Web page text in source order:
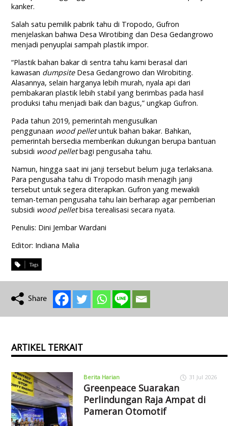
kanker.
Salah satu pemilik pabrik tahu di Tropodo, Gufron
menjelaskan bahwa Desa Wirotibing dan Desa Gedangrowo
menjadi penyuplai sampah plastik impor.
“Plastik bahan bakar di sentra tahu kami berasal dari
kawasan dumpsiteDesa Gedangrowo dan Wirobiting.
Alasannya, selain harganya lebih murah, nyala api dari
pembakaran plastik lebih stabil yang berimbas pada hasil
produksi tahu menjadi baik dan bagus,” ungkap Gufron.
Pada tahun 2019, pemerintah mengusulkan
penggunaan wood pelletuntuk bahan bakar. Bahkan,
pemerintah bersedia memberikan dukungan berupa bantuan
subsidi wood pelletbagi pengusaha tahu.
Namun, hingga saat ini janji tersebut belum juga terlaksana.
Para pengusaha tahu di Tropodo masih menagih janji
tersebut untuk segera diterapkan. Gufron yang mewakili
teman-teman pengusaha tahu lain berharap agar pemberian
subsidi wood pelletbisa terealisasi secara nyata.
Penulis: Dini Jembar Wardani
Editor: Indiana Malia
ARTIKEL TERKAIT
Berita Harian 31 Jul 2026
Greenpeace Suarakan
Perlindungan Raja Ampat di
Pameran Otomotif